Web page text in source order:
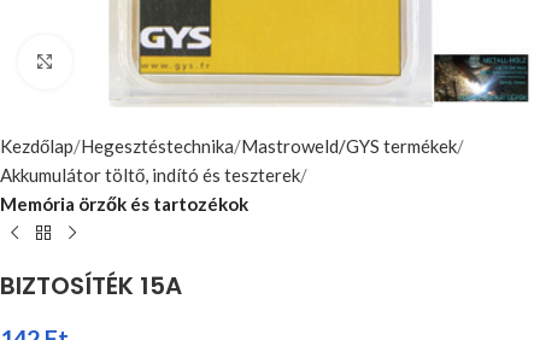
Nagyításhoz kattints ide
Kezdőlap Hegesztéstechnika Mastroweld/GYS termékek
Akkumulátor töltő, indító és teszterek
Memória örzők és tartozékok
BIZTOSÍTÉK 15A